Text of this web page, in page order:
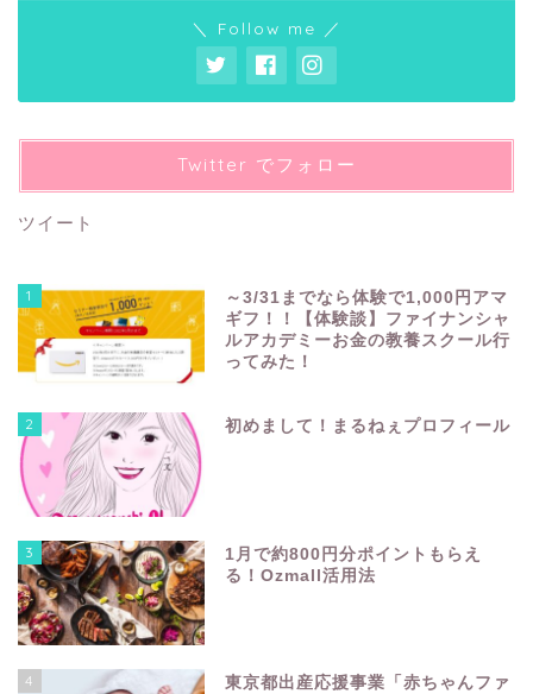
＼ Follow me ／
Twitter でフォロー
ツイート
1
～3/31までなら体験で1,000円アマ
ギフ！！【体験談】ファイナンシャ
ルアカデミーお金の教養スクール行
ってみた！
2 初めまして！まるねぇプロフィール
3
1月で約800円分ポイントもらえ
る！Ozmall活用法
4
東京都出産応援事業「赤ちゃんファ